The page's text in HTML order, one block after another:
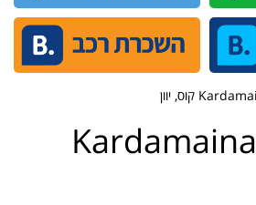
קרדמאינה Kardamaina